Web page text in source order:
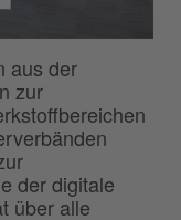
aus der
zur
der digitale
über alle